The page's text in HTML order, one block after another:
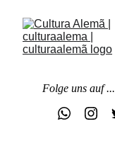
Folge uns auf ...